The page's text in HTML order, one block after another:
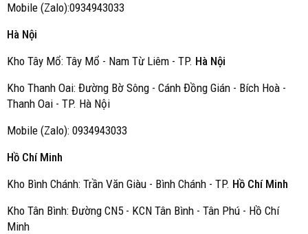
Mobile (Zalo):0934943033
Hà Nội
Kho Tây Mổ: Tây Mổ - Nam Từ Liêm - TP. Hà Nội
Kho Thanh Oai: Đường Bờ Sông - Cánh Đồng Gián - Bích Hoà -
Thanh Oai - TP. Hà Nội
Mobile (Zalo): 0934943033
Hồ Chí Minh
Kho Bình Chánh: Trần Văn Giàu - Bình Chánh - TP. Hồ Chí Minh
Kho Tân Bình: Đường CN5 - KCN Tân Bình - Tân Phú - Hồ Chí
Minh